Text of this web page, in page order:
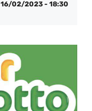
16/02/2023 - 18:30